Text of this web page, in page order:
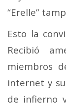
“Erelle”
Esto la
Recibió
miembros
internet y
de infierno